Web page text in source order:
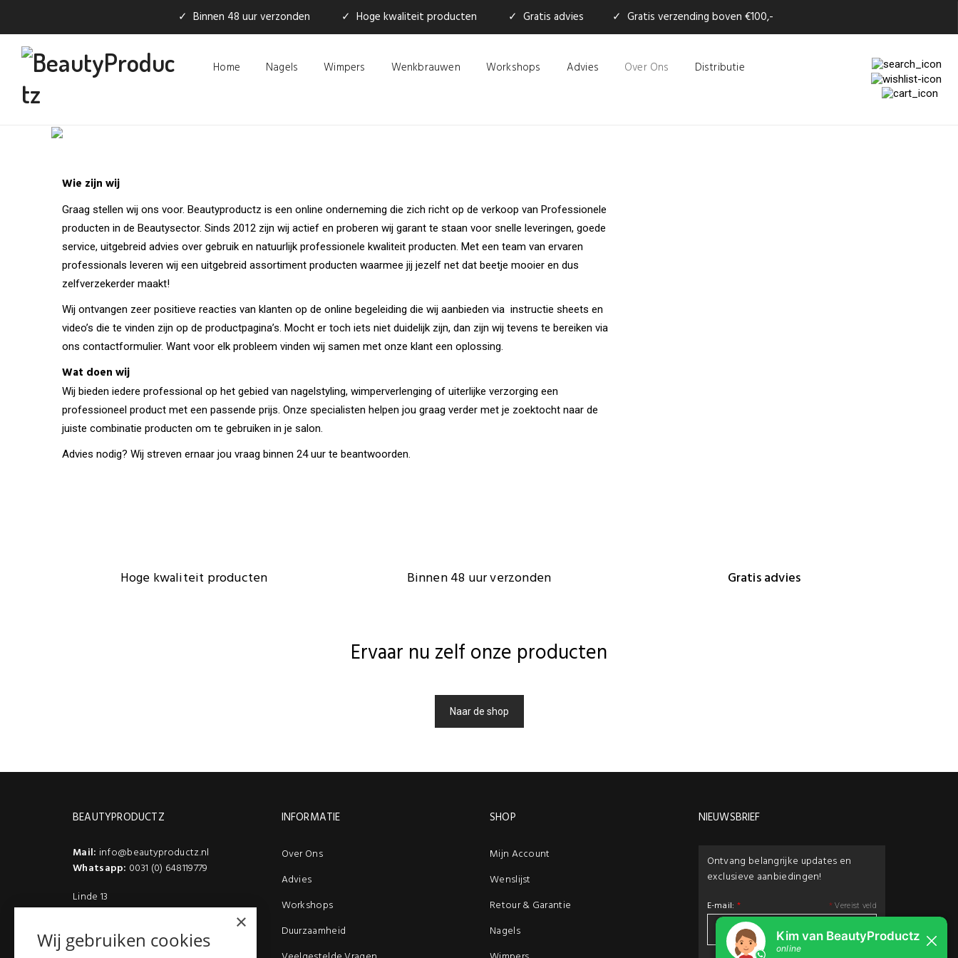
✓ Binnen 48 uur verzonden ✓ Hoge kwaliteit producten ✓ Gratis advies ✓ Gratis verzending boven €100,-
Home Nagels Wimpers Wenkbrauwen Workshops Advies Over Ons Distributie
Wie zijn wij
Graag stellen wij ons voor. Beautyproductz is een online onderneming die zich richt op de verkoop van Professionele
producten in de Beautysector. Sinds 2012 zijn wij actief en proberen wij garant te staan voor snelle leveringen, goede
service, uitgebreid advies over gebruik en natuurlijk professionele kwaliteit producten. Met een team van ervaren
professionals leveren wij een uitgebreid assortiment producten waarmee jij jezelf net dat beetje mooier en dus
zelfverzekerder maakt!
Wij ontvangen zeer positieve reacties van klanten op de online begeleiding die wij aanbieden via instructie sheets en
video’s die te vinden zijn op de productpagina’s. Mocht er toch iets niet duidelijk zijn, dan zijn wij tevens te bereiken via
ons contactformulier. Want voor elk probleem vinden wij samen met onze klant een oplossing.
Wat doen wij
Wij bieden iedere professional op het gebied van nagelstyling, wimperverlenging of uiterlijke verzorging een
professioneel product met een passende prijs. Onze specialisten helpen jou graag verder met je zoektocht naar de
juiste combinatie producten om te gebruiken in je salon.
Advies nodig? Wij streven ernaar jou vraag binnen 24 uur te beantwoorden.
Hoge kwaliteit producten Binnen 48 uur verzonden Gratis advies
Ervaar nu zelf onze producten
Naar de shop
BEAUTYPRODUCTZ
Mail: info@beautyproductz.nl
Whatsapp: 0031 (0) 648119779
Linde 13
5509 NH Veldhoven
INFORMATIE
Over Ons
Advies
Workshops
Duurzaamheid
SHOP
Mijn Account
Wenslijst
Retour & Garantie
Nagels
NIEUWSBRIEF
Ontvang belangrijke updates en
exclusieve aanbiedingen!
* Vereist veld
E-mail: *
×
Wij gebruiken cookies